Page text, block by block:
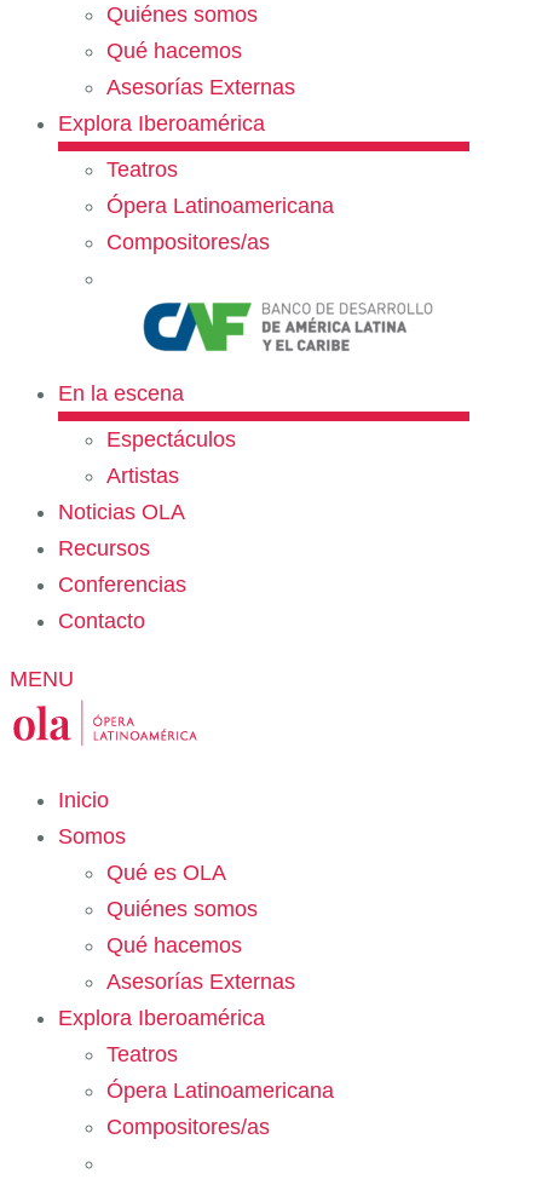
Quiénes somos
Qué hacemos
Asesorías Externas
Explora Iberoamérica
Teatros
Ópera Latinoamericana
Compositores/as
En la escena
Espectáculos
Artistas
Noticias OLA
Recursos
Conferencias
Contacto
MENU
Inicio
Somos
Qué es OLA
Quiénes somos
Qué hacemos
Asesorías Externas
Explora Iberoamérica
Teatros
Ópera Latinoamericana
Compositores/as